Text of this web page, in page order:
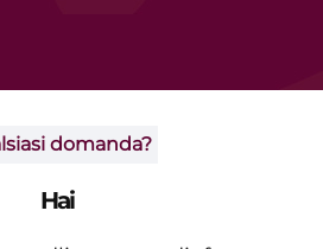
domanda?
Hai